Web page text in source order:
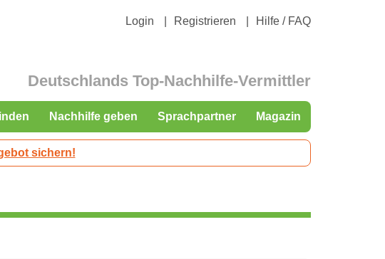
Login Registrieren Hilfe / FAQ
Deutschlands Top-Nachhilfe-Vermittler
Nachhilfe geben Sprachpartner Magazin
sichern!